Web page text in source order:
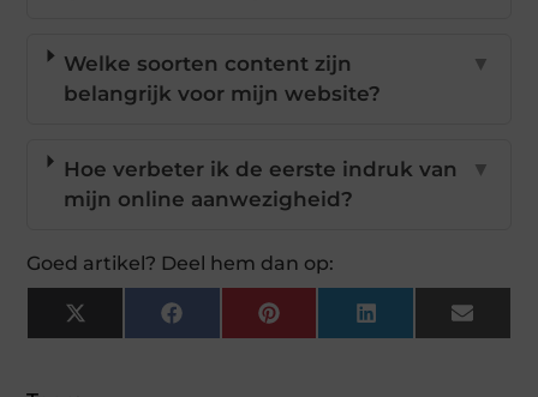
Welke soorten content zijn
belangrijk voor mijn website?
▼
Hoe verbeter ik de eerste indruk van
mijn online aanwezigheid?
▼
Goed artikel? Deel hem dan op:
X
(Twitter)
FacebookPinterestLinkedInEmail